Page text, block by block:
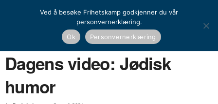
Dagens video: Jødisk humor
Dagens video: Jødisk
humor
Ved å besøke Frihetskamp godkjenner du vår
personvernerklæring.
Ok
Personvernerklæring